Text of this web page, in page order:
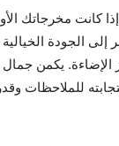
كانت مخرجاتك
إلى الجودة
الإضاءة. يكمن
للملاحظات